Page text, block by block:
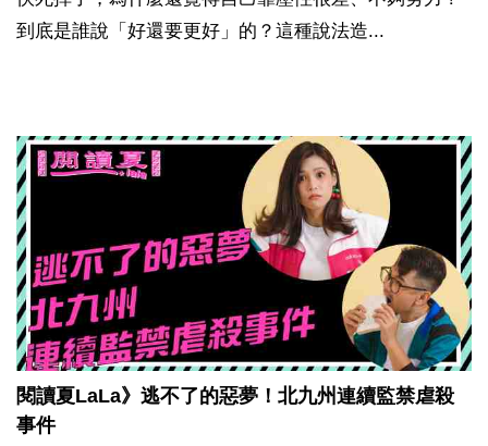
到底是誰說「好還要更好」的？這種說法造...
閱讀夏LaLa》逃不了的惡夢！北九州連續監禁虐殺
事件